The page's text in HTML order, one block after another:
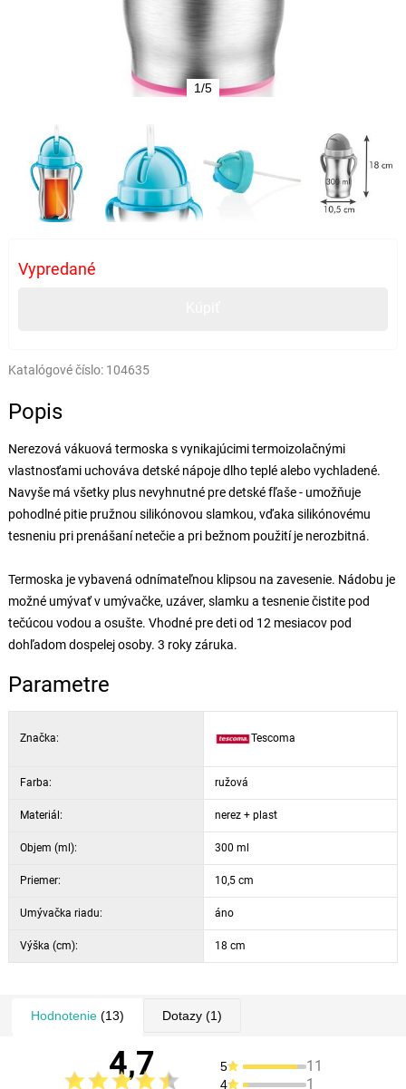
1/5
Vypredané
Katalógové číslo: 104635
Popis
Nerezová vákuová termoska s vynikajúcimi termoizolačnými
vlastnosťami uchováva detské nápoje dlho teplé alebo vychladené.
Navyše má všetky plus nevyhnutné pre detské fľaše - umožňuje
pohodlné pitie pružnou silikónovou slamkou, vďaka silikónovému
tesneniu pri prenášaní netečie a pri bežnom použití je nerozbitná.
Termoska je vybavená odnímateľnou klipsou na zavesenie. Nádobu je
možné umývať v umývačke, uzáver, slamku a tesnenie čistite pod
tečúcou vodou a osušte. Vhodné pre deti od 12 mesiacov pod
dohľadom dospelej osoby. 3 roky záruka.
Parametre
Značka: Tescoma
Farba: ružová
Materiál: nerez + plast
Objem (ml): 300 ml
Priemer: 10,5 cm
Umývačka riadu: áno
Výška (cm): 18 cm
Hodnotenie(13) Dotazy(1)
4,7 5 11
4 1